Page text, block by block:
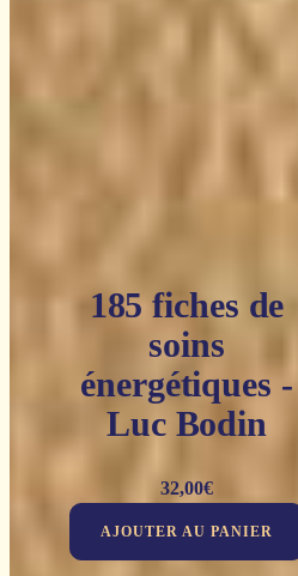
185 fiches de
soins
énergétiques -
Luc Bodin
32,00€
AJOUTER AU PANIER